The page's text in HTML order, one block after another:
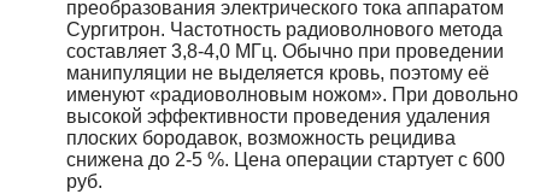
преобразования электрического тока аппаратом
Сургитрон. Частотность радиоволнового метода
составляет 3,8-4,0 МГц. Обычно при проведении
манипуляции не выделяется кровь, поэтому её
именуют «радиоволновым ножом». При довольно
высокой эффективности проведения удаления
плоских бородавок, возможность рецидива
снижена до 2-5 %. Цена операции стартует с 600
руб.